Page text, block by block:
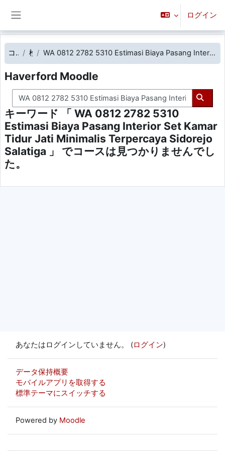
ログイン
コース 検索 WA 0812 2782 5310 Estimasi Biaya Pasang Interior Set Kamar Tidur Jati Minimalis Terpercaya Sidorejo Salatiga
Haverford Moodle
コースを検索する
コー
キーワード 「 WA 0812 2782 5310
Estimasi Biaya Pasang Interior Set Kamar
Tidur Jati Minimalis Terpercaya Sidorejo
Salatiga 」 でコースは見つかりませんでし
た。
あなたはログインしていません。 (ログイン)
データ保持概要
モバイルアプリを取得する
標準テーマにスイッチする
Powered by Moodle